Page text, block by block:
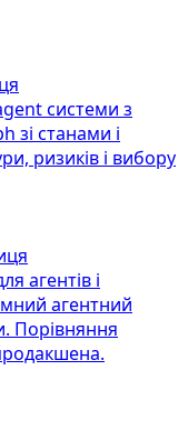
системи з
зі станами і
ризиків і вибору
агентів і
агентний
Порівняння